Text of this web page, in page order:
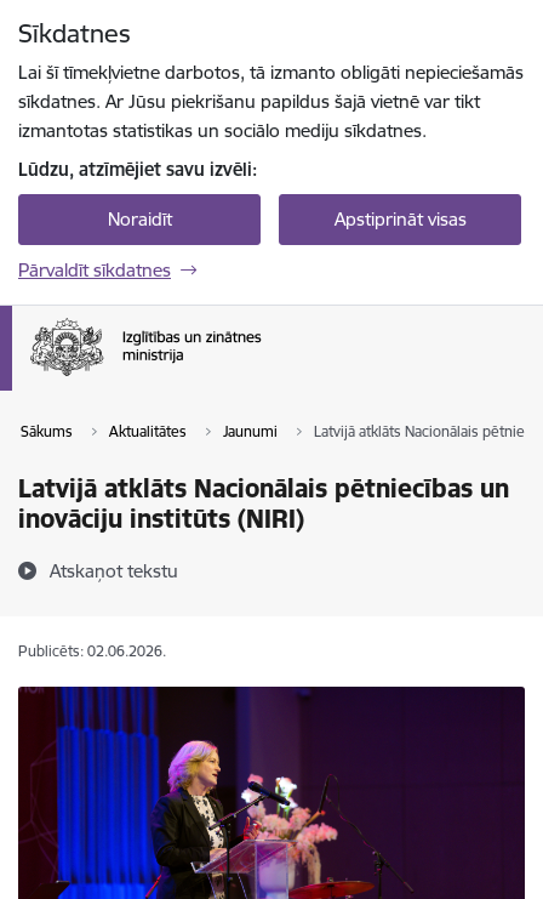
Sīkdatnes
Lai šī tīmekļvietne darbotos, tā izmanto obligāti nepieciešamās
sīkdatnes. Ar Jūsu piekrišanu papildus šajā vietnē var tikt
izmantotas statistikas un sociālo mediju sīkdatnes.
Lūdzu, atzīmējiet savu izvēli:
Noraidīt Apstiprināt visas
Pārvaldīt sīkdatnes
Sākums Aktualitātes Jaunumi Latvijā atklāts Nacionālais
Latvijā atklāts Nacionālais pētniecības un
inovāciju institūts (NIRI)
Atskaņot tekstu
Publicēts: 02.06.2026.